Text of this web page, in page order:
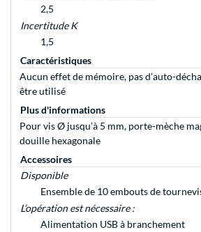
2,5
Incertitude K
1,5
Caractéristiques
Aucun effet de mémoire, pas d’auto-
être utilisé
Plus d'informations
Pour vis Ø jusqu’à 5 mm, porte-mèche
douille hexagonale
Accessoires
Disponible
Ensemble de 10 embouts de
L’opération est nécessaire :
Alimentation USB à branchement